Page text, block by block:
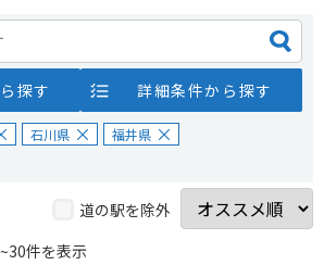
探す 詳細条件から探す
石川県 福井県
道の駅を除外
件を表示